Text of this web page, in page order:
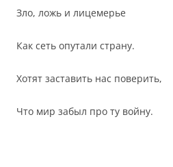
Зло, ложь и лицемерье
Как сеть опутали страну.
Хотят заставить нас поверить,
Что мир забыл про ту войну.